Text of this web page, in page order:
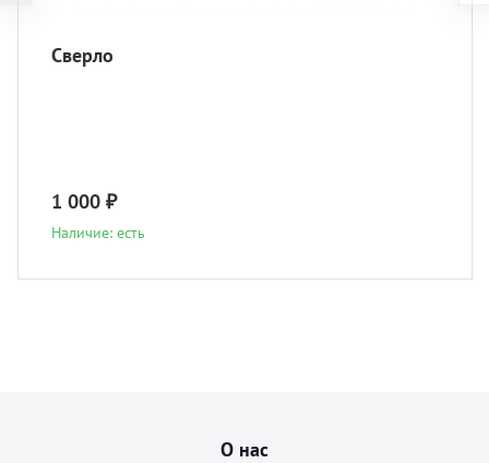
Сверло
1 000 ₽
Наличие: есть
О нас